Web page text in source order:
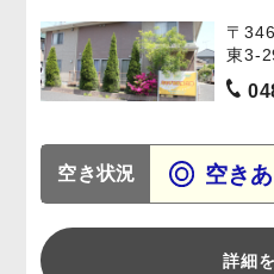
〒
東3-
空き状況 空きあ
詳細